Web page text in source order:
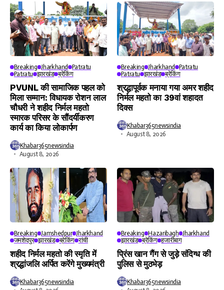
Breaking Jharkhand
Patratu
Patratu झारखंड ब्रेकिंग
PVUNL की सामाजिक पहल को
मिला सम्मान: विधायक रोशन लाल
चौधरी ने शहीद निर्मल महतो
स्मारक परिसर के सौंदर्यीकरण
कार्य का किया लोकार्पण
Khabar365newsindia
August 8, 2026
Breaking Jharkhand
Patratu
Patratu झारखंड ब्रेकिंग
श्रद्धापूर्वक मनाया गया अमर शहीद
निर्मल महतो का 39वां शहादत
दिवस
Khabar365newsindia
August 8, 2026
Breaking Jamshedpur Jharkhand
जमशेदपुर झारखंड ब्रेकिंग रांची
शहीद निर्मल महतो की स्मृति में
श्रद्धांजलि अर्पित करेंगे मुख्यमंत्री
Khabar365newsindia
Breaking Hazaribagh Jharkhand
झारखंड ब्रेकिंग हजारीबाग
प्रिंस खान गैंग से जुड़े संदिग्ध की
पुलिस से मुठभेड़
Khabar365newsindia